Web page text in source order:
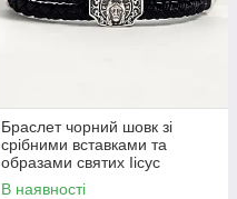
Браслет чорний шовк зі
срібними вставками та
образами святих Іісус
Христос
В наявності